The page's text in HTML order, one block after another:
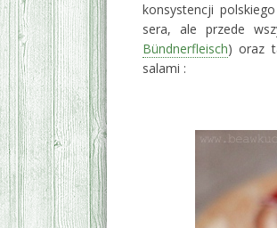
konsystencji
sera, ale przede
Bündnerfleisch) oraz
salami :